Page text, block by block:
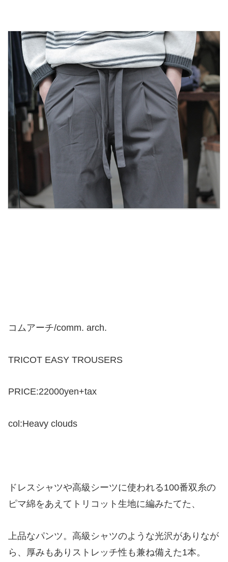
コムアーチ/comm. arch.
TRICOT EASY TROUSERS
PRICE:22000yen+tax
col:Heavy clouds
ドレスシャツや高級シーツに使われる100番双糸の
ピマ綿をあえてトリコット生地に編みたてた、
上品なパンツ。高級シャツのような光沢がありなが
ら、厚みもありストレッチ性も兼ね備えた1本。